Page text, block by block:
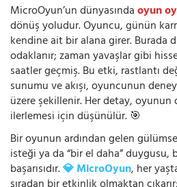
MicroOyun’un dünyasındaoyun
dönüş yoludur. Oyuncu, günün
kendine ait bir alana girer. Burada
odaklanır; zaman yavaşlar gibi
saatler geçmiş. Bu etki, rastlantı
sunumu ve akışı, oyuncunun
üzere şekillenir. Her detay, oyunun
ilerlemesi için düşünülür. 🎯
Bir oyunun ardından gelen
isteği ya da “bir el daha”
başarısıdır.💎 MicroOyun, her